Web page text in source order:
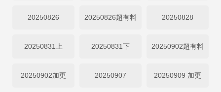
20250826 20250826超有料 20250828
20250831上 20250831下 20250902超有料
20250902加更 20250907 20250909 加更